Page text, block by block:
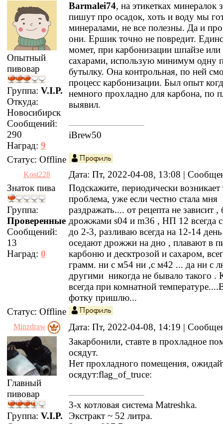
Опытный
пивовар
Группа: V.I.P.
Откуда:
Новосибирск
Сообщений:
290
Наград: 9
Barmalei74, на этикетках минералок
пишут про осадок, хоть и воду мы
минералами, не все полезны. Да и
они. Ершик точно не повредит.
момет, при карбонизации шпайзе
сахарами, использую минимум одну
бутылку. Она контрольная, по ней
процесс карбонизации. Был опыт
немного прохладно для карбона, по
выявил.
iBrew50
Статус: Offline
Kost228
Дата: Пт, 2022-04-08, 13:08 |
Знаток пива
Группа:
Проверенные
Сообщений:
13
Наград: 0
Подскажите, периодически возникает
проблема, уже если честно стала мня
раздражать.... от рецепта не зависит ,
дрожжами s04 и m36 , НП 12 всегда
до 2-3, разливаю всегда на 12-14
оседают дрожжи на дно , плавают в
карбоню и десктрозой и сахаром,
грамм. ни с м54 ни ,с м42 ... да ни с
другими никогда не бывало такого .
всегда при комнатной
фотку пришлю...
Статус: Offline
Minzdraw Дата: Пт, 2022-04-08, 14:19 |
Главный
пивовар
Группа: V.I.P.
Закарбонили, ставте в прохладное
осядут.
Нет прохладного помещения,
осядут:flag_of_truce:
3-х котловая система Matreshka.
Экстракт ~ 52 литра.